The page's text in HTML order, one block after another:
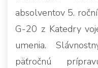
absolventov 5.
G-20 z Katedry
umenia.
päťročnú